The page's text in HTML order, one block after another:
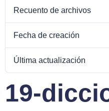
Recuento de archivos
Fecha de creación
Última actualización
19-